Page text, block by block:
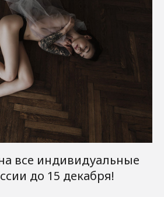
все индивидуальные
до 15 декабря!